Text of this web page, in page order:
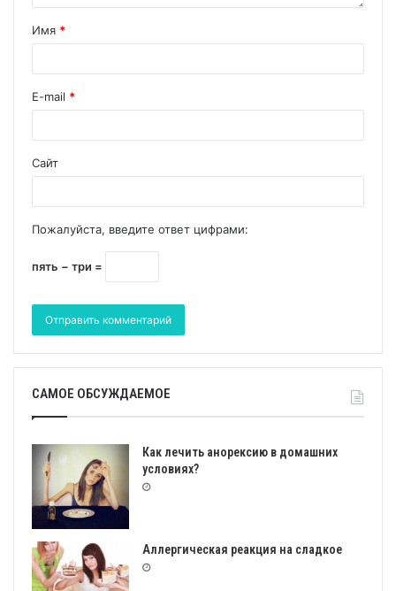
Имя *
E-mail *
Сайт
Пожалуйста, введите ответ цифрами:
пять − три =
САМОЕ ОБСУЖДАЕМОЕ
Как лечить анорексию в домашних
условиях?
Аллергическая реакция на сладкое